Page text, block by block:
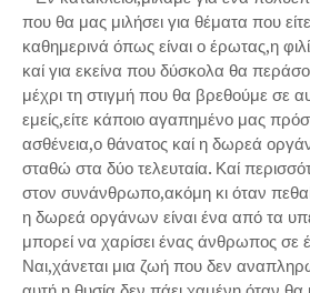
που θα μας μιλήσει για θέματα που
καθημερινά όπως είναι ο έρωτας,η
καί για εκείνα που δύσκολα θα
μέχρι τη στιγμή που θα βρεθούμε σε
εμείς,είτε κάποιο αγαπημένο μας
ασθένεια,ο θάνατος καί η δωρεά
σταθώ στα δύο τελευταία. Καί
στον συνάνθρωπο,ακόμη κι όταν
η δωρεά οργάνων είναι ένα από τα
μπορεί να χαρίσει ένας άνθρωπος σε
Ναι,χάνεται μια ζωή που δεν